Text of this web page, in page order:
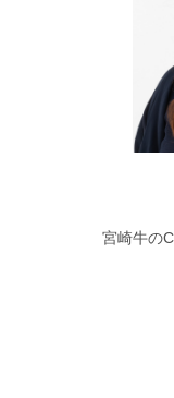
宮崎牛の